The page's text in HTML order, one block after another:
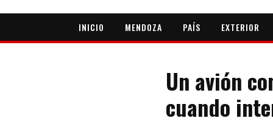
INICIO MENDOZA PAÍS EXTERIOR
Un avión
cuando